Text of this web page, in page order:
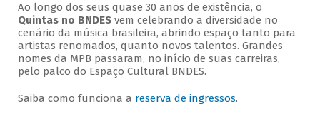
Ao longo dos seus quase 30 anos de existência, o
Quintas no BNDESvem celebrando a diversidade no
cenário da música brasileira, abrindo espaço tanto para
artistas renomados, quanto novos talentos. Grandes
nomes da MPB passaram, no início de suas carreiras,
pelo palco do Espaço Cultural BNDES.
Saiba como funciona a reserva de ingressos.